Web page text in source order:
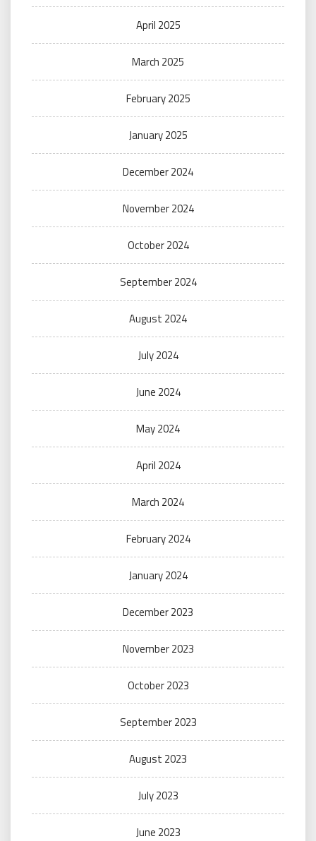
April 2025
March 2025
February 2025
January 2025
December 2024
November 2024
October 2024
September 2024
August 2024
July 2024
June 2024
May 2024
April 2024
March 2024
February 2024
January 2024
December 2023
November 2023
October 2023
September 2023
August 2023
July 2023
June 2023